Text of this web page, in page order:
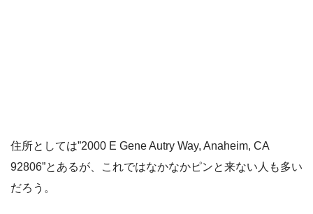
住所としては”2000 E Gene Autry Way, Anaheim, CA
92806”とあるが、これではなかなかピンと来ない人も多い
だろう。